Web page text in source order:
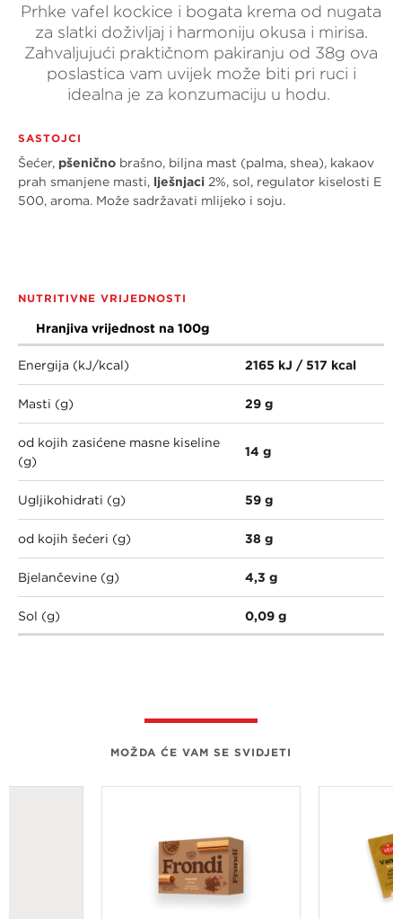
Prhke vafel kockice i bogata krema od nugata
za slatki doživljaj i harmoniju okusa i mirisa.
Zahvaljujući praktičnom pakiranju od 38g ova
poslastica vam uvijek može biti pri ruci i
idealna je za konzumaciju u hodu.
SASTOJCI
Šećer, pšenično brašno, biljna mast (palma, shea), kakaov
prah smanjene masti, lješnjaci 2%, sol, regulator kiselosti E
500, aroma. Može sadržavati mlijeko i soju.
NUTRITIVNE VRIJEDNOSTI
Hranjiva vrijednost na 100g
Energija (kJ/kcal) 2165 kJ / 517 kcal
Masti (g) 29 g
od kojih zasićene masne kiseline
(g)
14 g
Ugljikohidrati (g) 59 g
od kojih šećeri (g) 38 g
Bjelančevine (g) 4,3 g
Sol (g) 0,09 g
MOŽDA ĆE VAM SE SVIDJETI